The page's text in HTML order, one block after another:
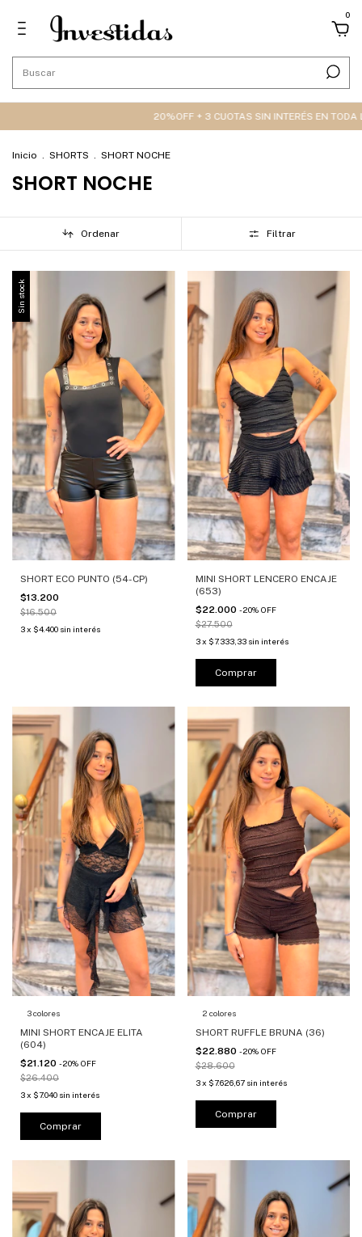
0
20%OFF + 3 CUOTAS SIN INTERÉS EN TODA LA WEB 🔥
Inicio . SHORTS . SHORT NOCHE
SHORT NOCHE
Ordenar Filtrar
Sin stock
SHORT ECO PUNTO (54-CP)
$13.200
$16.500
3x $4.400 sin interés
MINI SHORT LENCERO ENCAJE
(653)
$22.000 -20% OFF
$27.500
3 x $7.333,33 sin interés
Comprar
3 colores
MINI SHORT ENCAJE ELITA
(604)
$21.120 -20% OFF
$26.400
3x $7.040 sin interés
Comprar
2 colores
SHORT RUFFLE BRUNA (36)
$22.880 -20% OFF
$28.600
3 x $7.626,67 sin interés
Comprar